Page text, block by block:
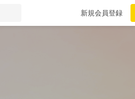
新規会員登録